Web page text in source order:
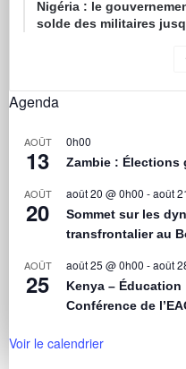
Nigéria : le
solde des militaires
Agenda
AOÛT
13
0h00
Zambie : Élections
AOÛT
20
août 20 @ 0h00 -août
Sommet sur les
transfrontalier au
AOÛT
25
août 25 @ 0h00 -août
Kenya –
Conférence de
Voir le calendrier